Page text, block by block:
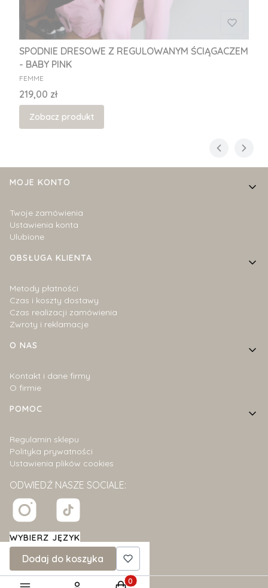
SPODNIE DRESOWE Z REGULOWANYM ŚCIĄGACZEM
- BABY PINK
PRODUCENT
FEMME
Cena
219,00 zł
Zobacz produkt
Linki w stopce
MOJE KONTO
Twoje zamówienia
Ustawienia konta
Ulubione
OBSŁUGA KLIENTA
Metody płatności
Czas i koszty dostawy
Czas realizacji zamówienia
Zwroty i reklamacje
O NAS
Kontakt i dane firmy
O firmie
POMOC
Regulamin sklepu
Polityka prywatności
Ustawienia plików cookies
ODWIEDŹ NASZE SOCIALE:
WYBIERZ JĘZYK
Dodaj do koszyka